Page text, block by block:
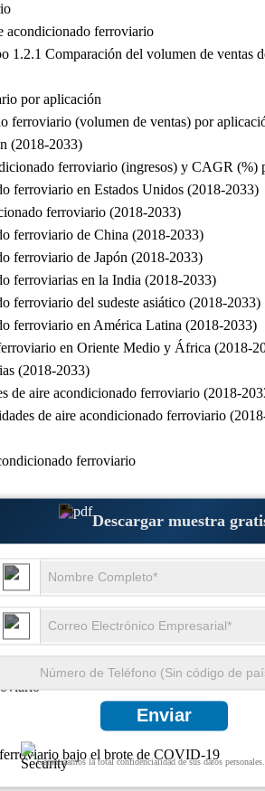
Descargar muestra
Enviar
Garantizamos la total confidencialidad de sus datos personales.
acondicionado ferroviario
1.2.1 Comparación del volumen de
por aplicación
ferroviario (volumen de ventas) por
(2018-2033)
ferroviario (ingresos) y CAGR (%)
ferroviario en Estados Unidos (2018-2033)
ferroviario (2018-2033)
ferroviario de China (2018-2033)
ferroviario de Japón (2018-2033)
ferroviarias en la India (2018-2033)
ferroviario del sudeste asiático (2018-2033)
ferroviario en América Latina (2018-2033)
en Oriente Medio y África (2018-
(2018-2033)
de aire acondicionado ferroviario (2018-
de aire acondicionado ferroviario
ferroviario
ferroviarias
bajo el brote de COVID-19